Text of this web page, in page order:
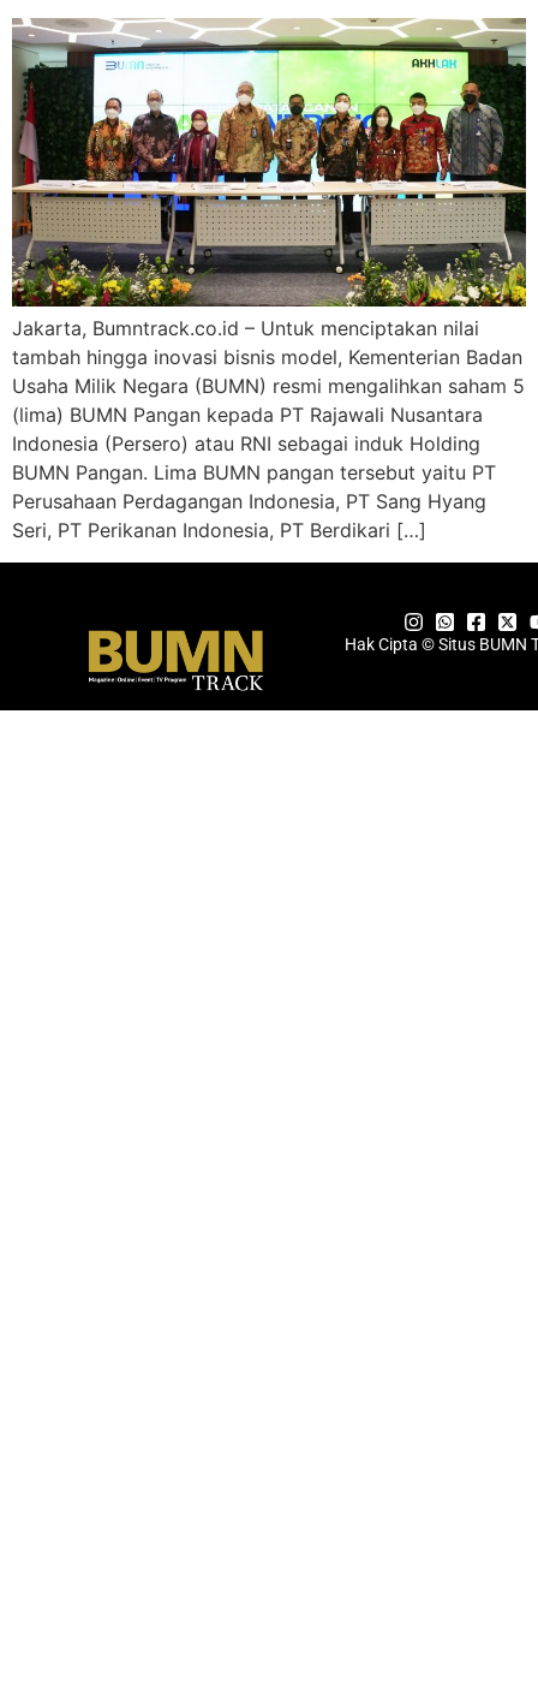
Jakarta, Bumntrack.co.id – Untuk menciptakan nilai
tambah hingga inovasi bisnis model, Kementerian Badan
Usaha Milik Negara (BUMN) resmi mengalihkan saham 5
(lima) BUMN Pangan kepada PT Rajawali Nusantara
Indonesia (Persero) atau RNI sebagai induk Holding
BUMN Pangan. Lima BUMN pangan tersebut yaitu PT
Perusahaan Perdagangan Indonesia, PT Sang Hyang
Seri, PT Perikanan Indonesia, PT Berdikari […]
Hak Cipta © Situs BUMN